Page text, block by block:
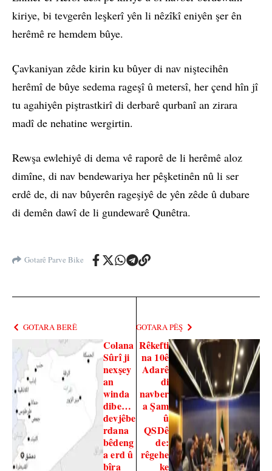
kiriye, bi tevgerên leşkerî yên li nêzîkî eniyên şer ên
herêmê re hemdem bûye.
Çavkaniyan zêde kirin ku bûyer di nav niştecihên
herêmî de bûye sedema rageşî û metersî, her çend hîn jî
tu agahiyên piştrastkirî di derbarê qurbanî an zirara
madî de nehatine wergirtin.
Rewşa ewlehiyê di dema vê raporê de li herêmê aloz
dimîne, di nav bendewariya her pêşketinên nû li ser
erdê de, di nav bûyerên rageşiyê de yên zêde û dubare
di demên dawî de li gundewarê Qunêtra.
Gotarê Parve Bike
GOTARA BERÊ
Colana
Sûrî ji
nexşey
an
winda
dibe…
devjêbe
rdana
bêdeng
a erd û
bîra
GOTARA PÊŞ
Rêkefti
na 10ê
Adarê
di
navber
a Şam
û
QSDê
de:
rêgehe
ke